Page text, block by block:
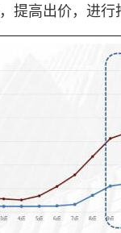
提高出价，进行